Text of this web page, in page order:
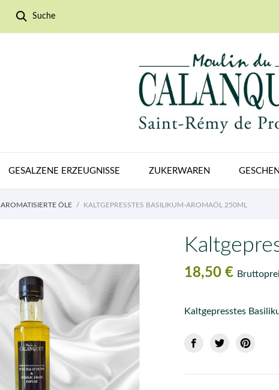
Suche
GESALZENE ERZEUGNISSE ZUKERWAREN
AROMATISIERTE ÖLE KALTGEPRESSTES BASILIKUM-AROMAÖL 250ML
18,50 €
Kaltgepresstes